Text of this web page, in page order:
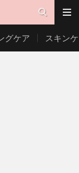
グケア スキン